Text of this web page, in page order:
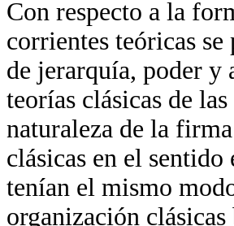
Con respecto a la
corrientes teóricas
de jerarquía, poder y
teorías clásicas de
naturaleza de la
clásicas en el
tenían el mismo
organización